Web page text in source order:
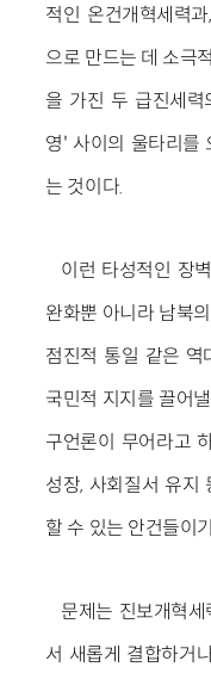
적인 온건개혁세력
으로 만드는 데 소극
을 가진 두 급진세력
영' 사이의 울타리를
는 것이다.
이런 타성적인 장
완화뿐 아니라 남북
점진적 통일 같은 역
국민적 지지를 끌어
구언론이 무어라고
성장, 사회질서 유지
할 수 있는 안건들이
문제는 진보개혁
서 새롭게 결합하거